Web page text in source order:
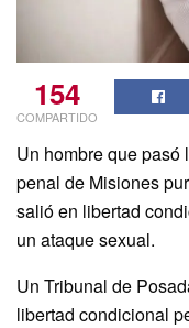
154
COMPARTIDO
Un hombre que pasó
penal de Misiones
salió en libertad
un ataque sexual.
Un Tribunal de
libertad condicional